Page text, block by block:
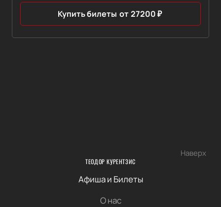
Купить билеты от 27200₽
Наверх
ТЕОДОР КУРЕНТЗИС
Афиша и Билеты
О нас